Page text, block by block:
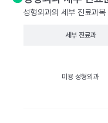
성형외과의 세부 진료과
세부 진료과
미용 성형외과